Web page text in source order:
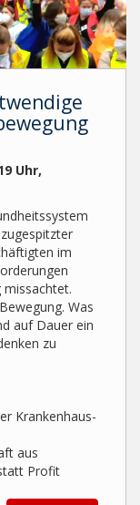
Uhr,
im
missachtet.
Was
auf Dauer ein
zu
Kran­ken­haus­
aus
Profit